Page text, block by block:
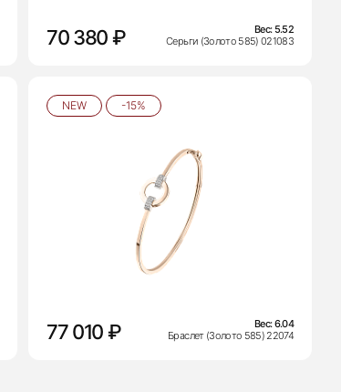
70 380 ₽ Вес: 5.52
Серьги (Золото 585) 021083
NEW -15%
77 010 ₽ Вес:6.04
Браслет (Золото 585) 22074